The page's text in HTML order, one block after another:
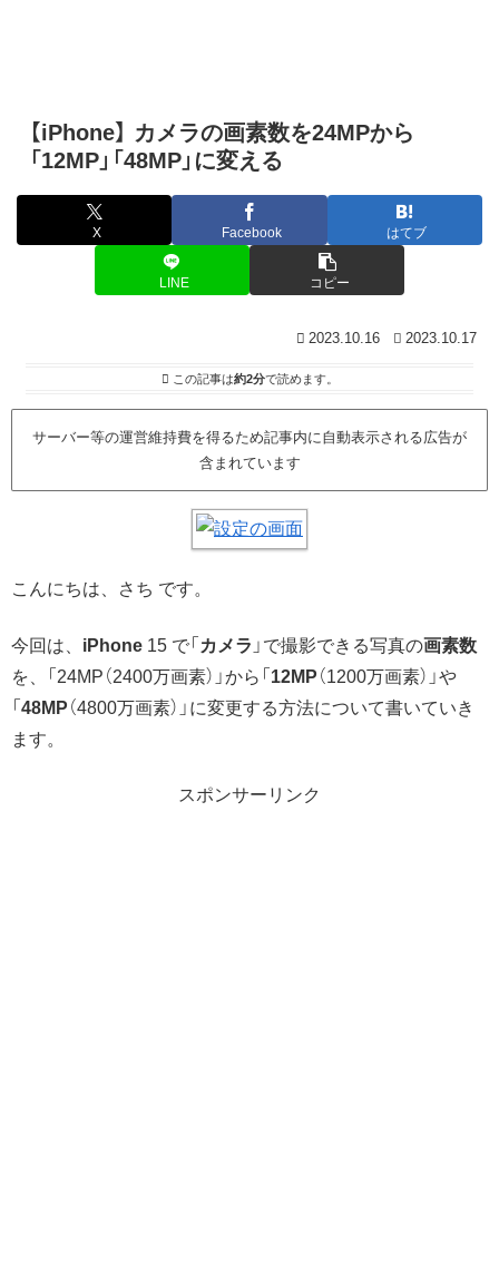
【iPhone】 カメラの画素数を24MPから
「12MP」「48MP」に変える
X Facebook はてブ
LINE コピー
2023.10.16 2023.10.17
この記事は約2分で読めます。
サーバー等の運営維持費を得るため記事内に自動表示される広告が
含まれています
こんにちは、さち です。
今回は、 iPhone 15 で「 カメラ 」で撮影できる写真の画素数
を、「24MP（2400万画素）」から「 12MP （1200万画素）」や
「 48MP （4800万画素）」に変更する方法について書いていき
ます。
スポンサーリンク